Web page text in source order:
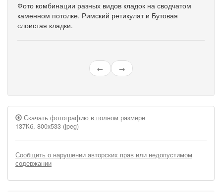
Фото комбинации разных видов кладок на сводчатом
каменном потолке. Римский ретикулат и Бутовая
слоистая кладки.
← →
Скачать фотографию в полном размере
137Кб, 800x533 (jpeg)
Сообщить о нарушении авторских прав или недопустимом
содержании